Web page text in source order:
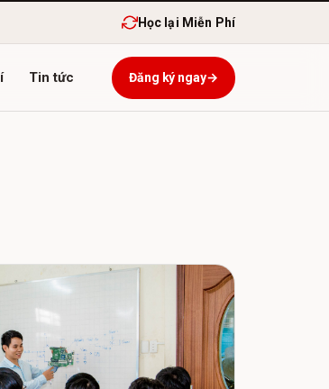
Học lại Miễn Phí
Tin tức Đăng ký ngay→